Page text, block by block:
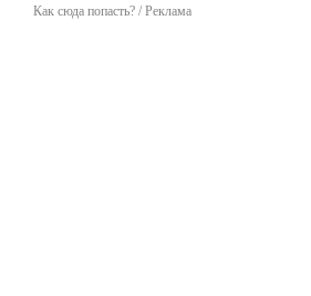
Как сюда попасть? / Реклама